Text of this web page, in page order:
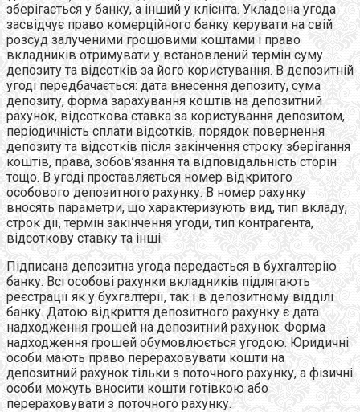
зберігається у банку, а інший у клієнта. Укладена угода
засвідчує право комерційного банку керувати на свій
розсуд залученими грошовими коштами і право
вкладників отримувати у встановлений термін суму
депозиту та відсотків за його користування. В депозитній
угоді передбачається: дата внесення депозиту, сума
депозиту, форма зарахування коштів на депозитний
рахунок, відсоткова ставка за користування депозитом,
періодичність сплати відсотків, порядок повернення
депозиту та відсотків після закінчення строку зберігання
коштів, права, зобов’язання та відповідальність сторін
тощо. В угоді проставляється номер відкритого
особового депозитного рахунку. В номер рахунку
вносять параметри, що характеризують вид, тип вкладу,
строк дії, термін закінчення угоди, тип контрагента,
відсоткову ставку та інші.
Підписана депозитна угода передається в бухгалтерію
банку. Всі особові рахунки вкладників підлягають
реєстрації як у бухгалтерії, так і в депозитному відділі
банку. Датою відкриття депозитного рахунку є дата
надходження грошей на депозитний рахунок. Форма
надходження грошей обумовлюється угодою. Юридичні
особи мають право перераховувати кошти на
депозитний рахунок тільки з поточного рахунку, а фізичні
особи можуть вносити кошти готівкою або
перераховувати з поточного рахунку.